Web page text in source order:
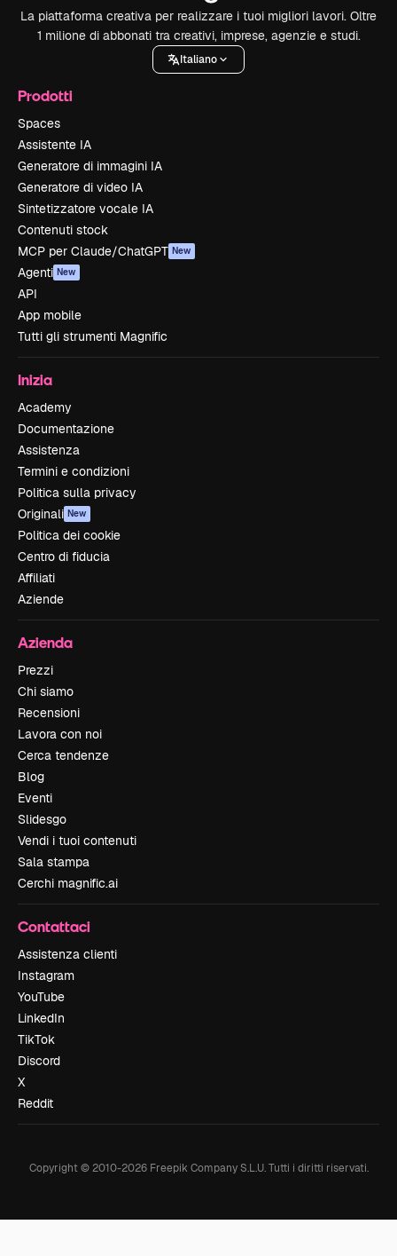
La piattaforma creativa per realizzare i tuoi migliori lavori. Oltre
1 milione di abbonati tra creativi, imprese, agenzie e studi.
Italiano
Prodotti
Spaces
Assistente IA
Generatore di immagini IA
Generatore di video IA
Sintetizzatore vocale IA
Contenuti stock
MCP per Claude/ChatGPT New
Agenti New
API
App mobile
Tutti gli strumenti Magnific
Inizia
Academy
Documentazione
Assistenza
Termini e condizioni
Politica sulla privacy
Originali New
Politica dei cookie
Centro di fiducia
Affiliati
Aziende
Azienda
Prezzi
Chi siamo
Recensioni
Lavora con noi
Cerca tendenze
Blog
Eventi
Slidesgo
Vendi i tuoi contenuti
Sala stampa
Cerchi magnific.ai
Contattaci
Assistenza clienti
Instagram
YouTube
LinkedIn
TikTok
Discord
X
Reddit
Copyright © 2010-2026Freepik Company S.L.U. Tutti i diritti riservati.